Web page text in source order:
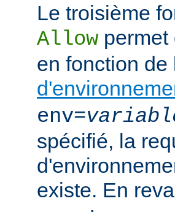
Le troisième
Allow
en fonction
env=
spécifié, la
existe. En